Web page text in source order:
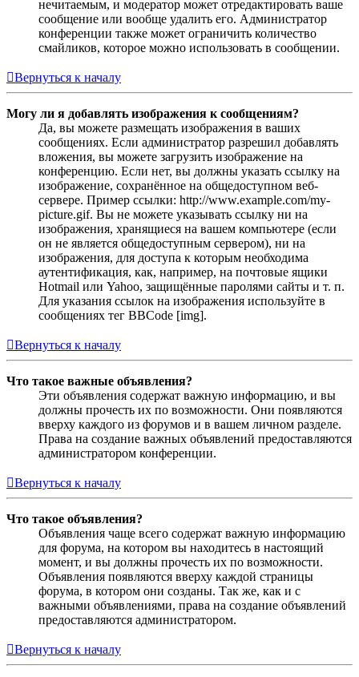
нечитаемым, и модератор может отредактировать ваше
сообщение или вообще удалить его. Администратор
конференции также может ограничить количество
смайликов, которое можно использовать в сообщении.
Вернуться к началу
Могу ли я добавлять изображения к сообщениям?
Да, вы можете размещать изображения в ваших
сообщениях. Если администратор разрешил добавлять
вложения, вы можете загрузить изображение на
конференцию. Если нет, вы должны указать ссылку на
изображение, сохранённое на общедоступном веб-
сервере. Пример ссылки: http://www.example.com/my-
picture.gif. Вы не можете указывать ссылку ни на
изображения, хранящиеся на вашем компьютере (если
он не является общедоступным сервером), ни на
изображения, для доступа к которым необходима
аутентификация, как, например, на почтовые ящики
Hotmail или Yahoo, защищённые паролями сайты и т. п.
Для указания ссылок на изображения используйте в
сообщениях тег BBCode [img].
Вернуться к началу
Что такое важные объявления?
Эти объявления содержат важную информацию, и вы
должны прочесть их по возможности. Они появляются
вверху каждого из форумов и в вашем личном разделе.
Права на создание важных объявлений предоставляются
администратором конференции.
Вернуться к началу
Что такое объявления?
Объявления чаще всего содержат важную информацию
для форума, на котором вы находитесь в настоящий
момент, и вы должны прочесть их по возможности.
Объявления появляются вверху каждой страницы
форума, в котором они созданы. Так же, как и с
важными объявлениями, права на создание объявлений
предоставляются администратором.
Вернуться к началу